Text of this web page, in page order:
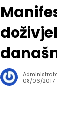
08/06/2017